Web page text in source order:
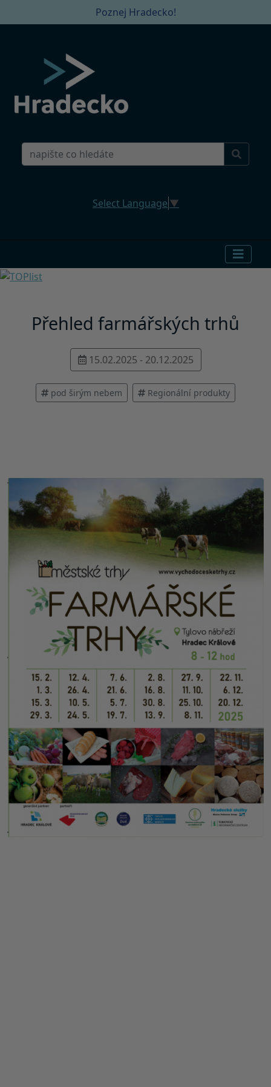
Poznej Hradecko!
Select Language ▼
Přehled farmářských trhů
15.02.2025 - 20.12.2025
pod širým nebem Regionální produkty